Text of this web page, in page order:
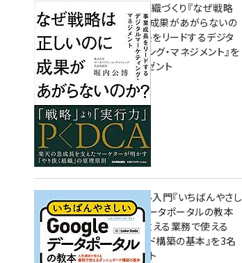
成果を生む組織づくり『なぜ戦略
は正しいのに成果があがらないの
か？ 事業成長をリードするデジタ
ルマーケティング・マネジメント』を
3名様にプレゼント
10:00
無料BIツール入門『いちばんやさし
いGoogleデータポータルの教本
人気講師が教える業務で使える
ダッシュボード構築の基本』を3名
様にプレゼント